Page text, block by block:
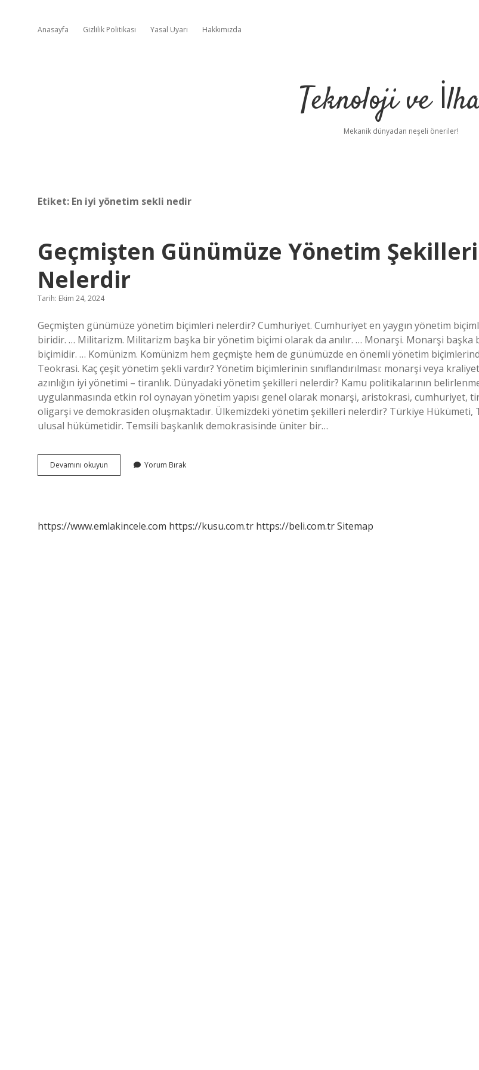
Anasayfa Gizlilik Politikası Yasal Uyarı Hakkımızda
Teknoloji ve
Mekanik dünyadan neşeli öneriler!
Etiket: En iyi yönetim sekli nedir
Geçmişten Günümüze Yönetim Şekilleri
Nelerdir
Tarih: Ekim 24, 2024
Geçmişten günümüze yönetim biçimleri nelerdir? Cumhuriyet. Cumhuriyet en yaygın yönetim
biridir. … Militarizm. Militarizm başka bir yönetim biçimi olarak da anılır. … Monarşi. Monarşi başka
biçimidir. … Komünizm. Komünizm hem geçmişte hem de günümüzde en önemli yönetim
Teokrasi. Kaç çeşit yönetim şekli vardır? Yönetim biçimlerinin sınıflandırılması: monarşi veya
azınlığın iyi yönetimi – tiranlık. Dünyadaki yönetim şekilleri nelerdir? Kamu politikalarının
uygulanmasında etkin rol oynayan yönetim yapısı genel olarak monarşi, aristokrasi, cumhuriyet,
oligarşi ve demokrasiden oluşmaktadır. Ülkemizdeki yönetim şekilleri nelerdir? Türkiye Hükümeti,
ulusal hükümetidir. Temsili başkanlık demokrasisinde üniter bir…
Devamını okuyun Geçmişten
Günümüze
Yorum Bırak
https://www.emlakincele.com https://kusu.com.tr https://beli.com.trSitemap